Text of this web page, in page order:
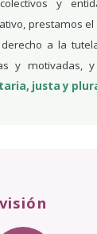
y
prestamos el
a la
y motivadas,
justa y
visión